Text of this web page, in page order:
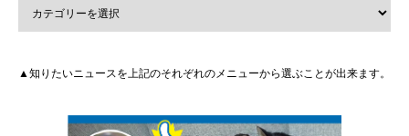
▲知りたいニュースを上記のそれぞれのメニューから選ぶことが出来ます。